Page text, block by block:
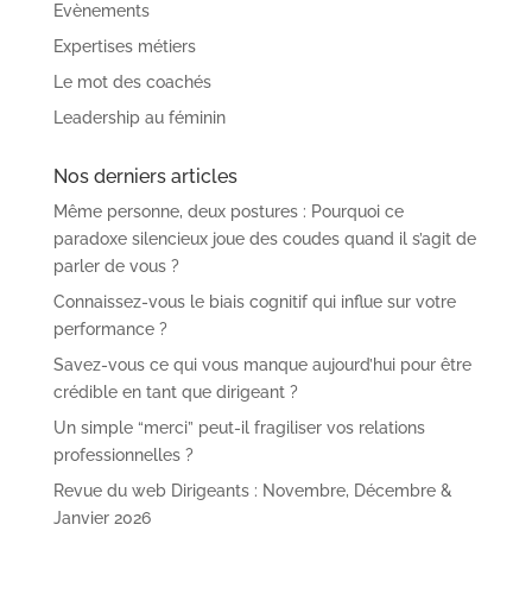
Evènements
Expertises métiers
Le mot des coachés
Leadership au féminin
Nos derniers articles
Même personne, deux postures : Pourquoi ce
paradoxe silencieux joue des coudes quand il s’agit de
parler de vous ?
Connaissez-vous le biais cognitif qui influe sur votre
performance ?
Savez-vous ce qui vous manque aujourd’hui pour être
crédible en tant que dirigeant ?
Un simple “merci” peut-il fragiliser vos relations
professionnelles ?
Revue du web Dirigeants : Novembre, Décembre &
Janvier 2026